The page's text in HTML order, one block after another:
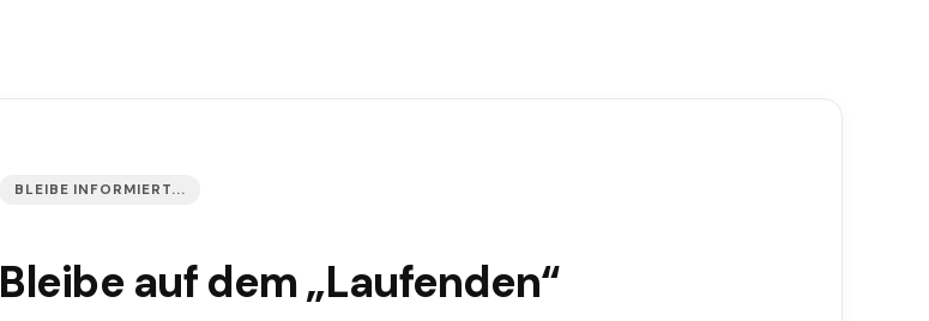
BLEIBE INFORMIERT...
Bleibe auf dem „Laufenden“